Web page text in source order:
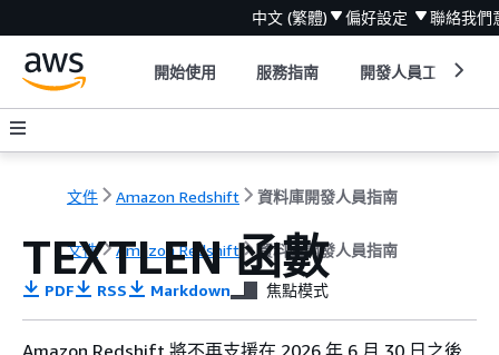
中文 (繁體) 偏好設定 聯絡我們
開始使用 服務指南 開發人員工具
文件 Amazon Redshift 資料庫開發人員指南
文件 Amazon Redshift 資料庫開發人員指南
TEXTLEN 函數
PDF RSS Markdown 焦點模式
Amazon Redshift 將不再支援在 2026 年 6 月 30 日之後